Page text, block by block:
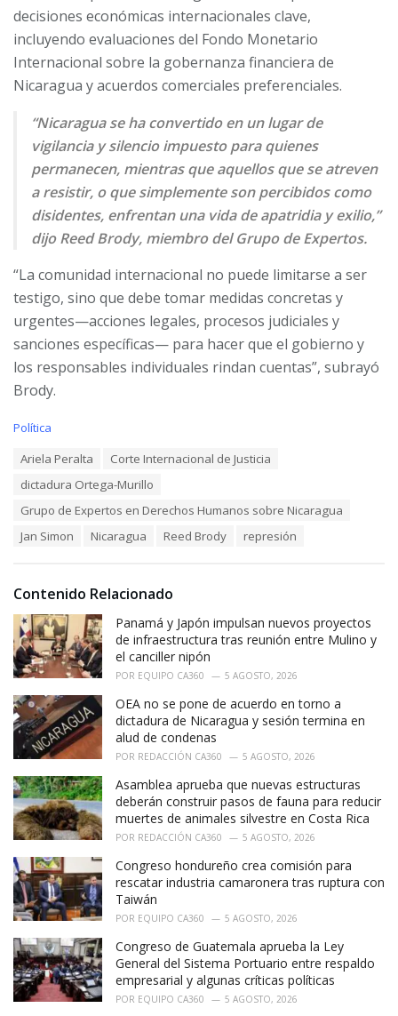
decisiones económicas internacionales clave,
incluyendo evaluaciones del Fondo Monetario
Internacional sobre la gobernanza financiera de
Nicaragua y acuerdos comerciales preferenciales.
“Nicaragua se ha convertido en un lugar de
vigilancia y silencio impuesto para quienes
permanecen, mientras que aquellos que se atreven
a resistir, o que simplemente son percibidos como
disidentes, enfrentan una vida de apatridia y exilio,”
dijo Reed Brody, miembro del Grupo de Expertos.
“La comunidad internacional no puede limitarse a ser
testigo, sino que debe tomar medidas concretas y
urgentes—acciones legales, procesos judiciales y
sanciones específicas— para hacer que el gobierno y
los responsables individuales rindan cuentas”, subrayó
Brody.
C
:
Política
Ariela Peralta
Corte Internacional de Justicia
dictadura Ortega-Murillo
Grupo de Expertos en Derechos Humanos sobre Nicaragua
Jan Simon
Nicaragua Reed Brody represión
Contenido Relacionado
Panamá y Japón impulsan nuevos proyectos
de infraestructura tras reunión entre Mulino y
el canciller nipón
POR EQUIPO CA360 5 AGOSTO, 2026
OEA no se pone de acuerdo en torno a
dictadura de Nicaragua y sesión termina en
alud de condenas
POR REDACCIÓN CA360 5 AGOSTO, 2026
Asamblea aprueba que nuevas estructuras
deberán construir pasos de fauna para reducir
muertes de animales silvestre en Costa Rica
POR REDACCIÓN CA360 5 AGOSTO, 2026
Congreso hondureño crea comisión para
rescatar industria camaronera tras ruptura con
Taiwán
POR EQUIPO CA360 5 AGOSTO, 2026
Congreso de Guatemala aprueba la Ley
General del Sistema Portuario entre respaldo
empresarial y algunas críticas políticas
POR EQUIPO CA360 5 AGOSTO, 2026